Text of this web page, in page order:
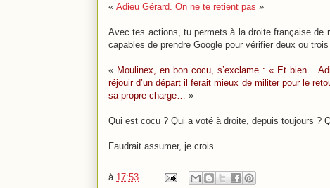
« Adieu Gérard. On ne te retient pas »
Avec tes actions, tu permets à la droite française de
capables de prendre Google pour vérifier deux ou trois
« Moulinex, en bon cocu, s’exclame : « Et bien...
réjouir d’un départ il ferait mieux de militer pour le
sa propre charge…
»
Qui est cocu ? Qui a voté à droite, depuis toujours ?
Faudrait assumer, je crois…
à 17:53